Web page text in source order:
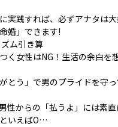
実践すれば、必ずアナタは
婚」できます!
ム引き算
く女性はNG！生活の余白を
とう」で男のプライドを守っ
性からの「払うよ」には素直
といえばO…